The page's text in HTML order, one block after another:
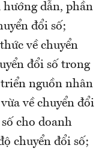
hướng dẫn, phần
đổi số;
về chuyển
đổi số trong
nguồn nhân
về chuyển đổi
cho doanh
chuyển đổi số;